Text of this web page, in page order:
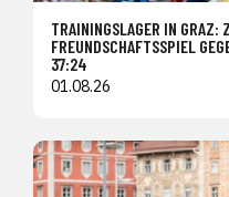
TRAININGSLAGER IN GRAZ:
FREUNDSCHAFTSSPIEL
37:24
01.08.26